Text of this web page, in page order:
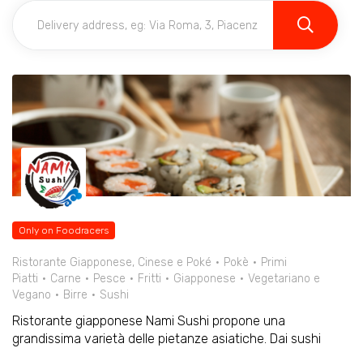
Only on Foodracers
Ristorante Giapponese, Cinese e Poké Pokè
Primi
Piatti
Carne Pesce Fritti Giapponese
Vegetariano e
Vegano
Birre Sushi
Ristorante giapponese Nami Sushi propone una
grandissima varietà delle pietanze asiatiche. Dai sushi